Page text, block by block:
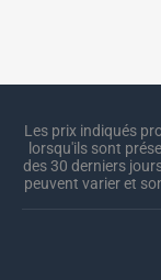
Les prix indiqués
lorsqu'ils sont
des 30 derniers
peuvent varier et